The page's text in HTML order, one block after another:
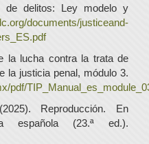
de delitos: Ley modelo y
documents/justiceand-
la lucha contra la trata de
la justicia penal, módulo 3.
pdf/
Reproducción. En
española (23.ª ed.).